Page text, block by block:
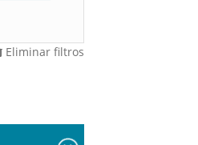
Eliminar filtros